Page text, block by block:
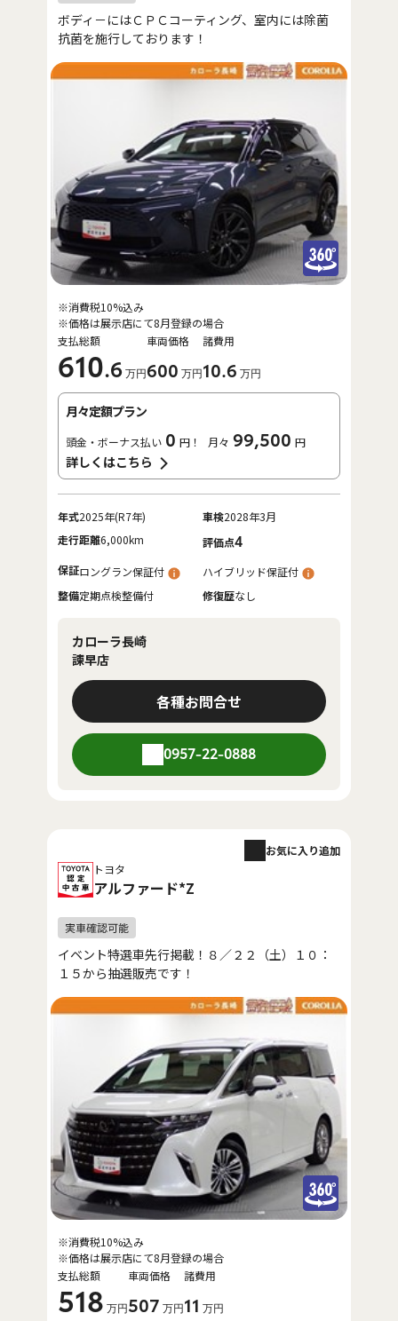
ボディ－にはＣＰＣコーティング、室内には除菌
抗菌を施行しております！
支払総額
610.6 万円
車両価格
600 万円
諸費用
10.6 万円
※消費税10%込み
※価格は展示店にて8月登録の場合
月々定額プラン
頭金・ボーナス払い 0 円！ 月々 99,500 円
詳しくはこちら
年式2025年(R7年) 車検2028年3月
走行距離6,000km 評価点4
保証ロングラン保証付
ハイブリッド保証付
整備定期点検整備付 修復歴なし
カローラ長崎
諫早店
各種お問合せ
0957-22-0888
トヨタ
アルファード*Z
お気に入り追加
イベント特選車先行掲載！８／２２（土）１０：
１５から抽選販売です！
支払総額
518 万円
車両価格
507 万円
諸費用
11 万円
※消費税10%込み
※価格は展示店にて8月登録の場合